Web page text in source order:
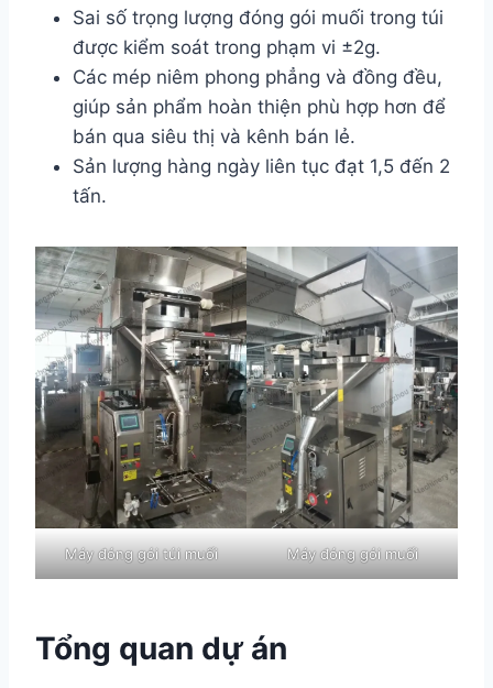
Sai số trọng lượng đóng gói muối trong túi
được kiểm soát trong phạm vi ±2g.
Các mép niêm phong phẳng và đồng đều,
giúp sản phẩm hoàn thiện phù hợp hơn để
bán qua siêu thị và kênh bán lẻ.
Sản lượng hàng ngày liên tục đạt 1,5 đến 2
tấn.
Máy đóng gói túi muối Máy đóng gói muối
Tổng quan dự án